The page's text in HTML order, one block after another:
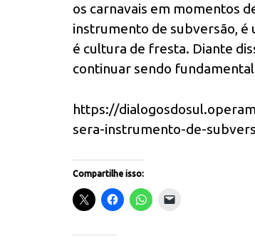
os carnavais em momentos
instrumento de subversão, é
é cultura de fresta. Diante
continuar sendo
https://
sera-instrumento-de-
Compartilhe isso: